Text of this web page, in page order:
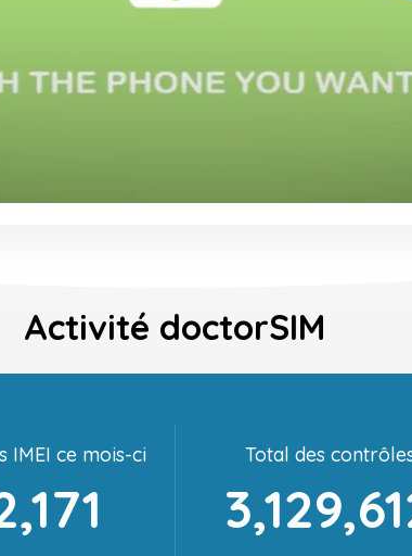
Activité doctorSIM
IMEI ce mois-ci Total des